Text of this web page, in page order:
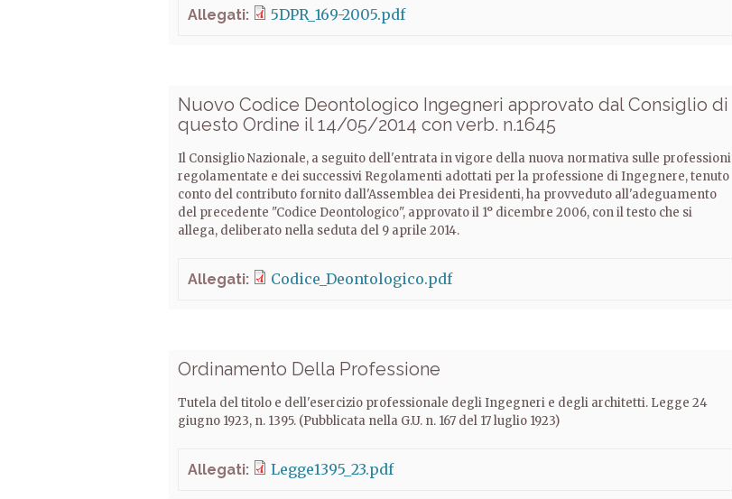
Allegati: 5DPR_169-2005.pdf
Nuovo Codice Deontologico Ingegneri approvato dal Consiglio di
questo Ordine il 14/05/2014 con verb. n.1645
Il Consiglio Nazionale, a seguito dell'entrata in vigore della nuova normativa sulle professioni
regolamentate e dei successivi Regolamenti adottati per la professione di Ingegnere, tenuto
conto del contributo fornito dall'Assemblea dei Presidenti, ha provveduto all'adeguamento
del precedente "Codice Deontologico", approvato il 1° dicembre 2006, con il testo che si
allega, deliberato nella seduta del 9 aprile 2014.
Allegati: Codice_Deontologico.pdf
Ordinamento Della Professione
Tutela del titolo e dell'esercizio professionale degli Ingegneri e degli architetti. Legge 24
giugno 1923, n. 1395. (Pubblicata nella G.U. n. 167 del 17 luglio 1923)
Allegati: Legge1395_23.pdf